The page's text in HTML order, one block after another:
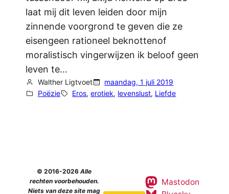
laat mij dit leven leiden door mijn
zinnende voorgrond te geven die ze
eisengeen rationeel beknottenof
moralistisch vingerwijzen ik beloof geen
leven te…
Walther Ligtvoet
maandag, 1 juli 2019
Poëzie
Eros, erotiek, levenslust, Liefde
© 2016-2026Alle
rechten voorbehouden.
Niets van deze site mag
Mastodon